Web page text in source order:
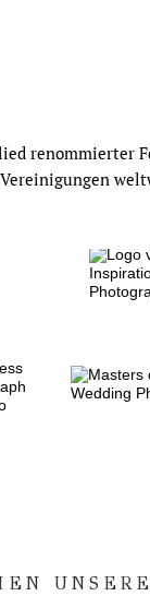
renommierter
Vereinigungen